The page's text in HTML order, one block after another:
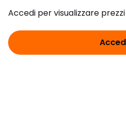
Accedi per visualizzare